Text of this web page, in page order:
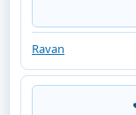
Ravan